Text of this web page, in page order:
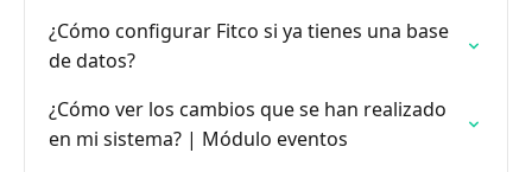
¿Cómo configurar Fitco si ya tienes una base
de datos?
¿Cómo ver los cambios que se han realizado
en mi sistema? | Módulo eventos